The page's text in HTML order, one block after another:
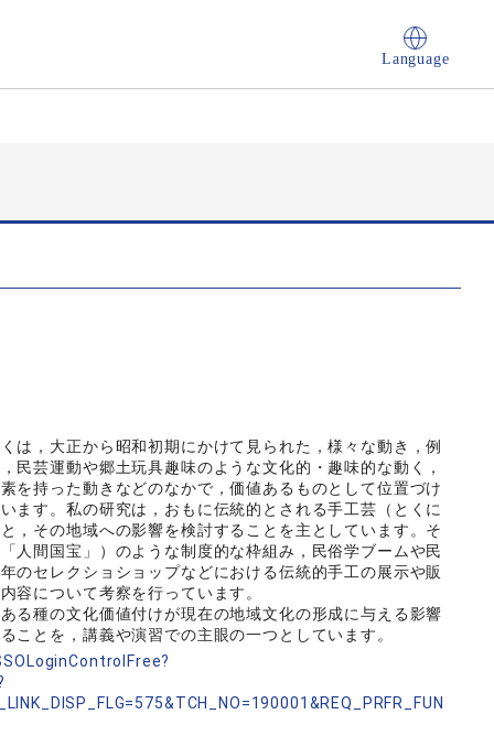
Language
，大正から昭和初期にかけて見られた，様々な動き，例
民芸運動や郷土玩具趣味のような文化的・趣味的な動く，
を持った動きなどのなかで，価値あるものとして位置づけ
ます。私の研究は，おもに伝統的とされる手工芸（とくに
，その地域への影響を検討することを主としています。そ
人間国宝」）のような制度的な枠組み，民俗学ブームや民
のセレクショショップなどにおける伝統的手工の展示や販
容について考察を行っています。
る種の文化価値付けが現在の地域文化の形成に与える影響
ことを，講義や演習での主眼の一つとしています。